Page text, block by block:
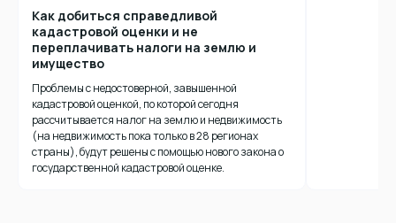
Как добиться справедливой
кадастровой оценки и не
переплачивать налоги на землю и
имущество
Проблемы с недостоверной, завышенной
кадастровой оценкой, по которой сегодня
рассчитывается налог на землю и недвижимость
(на недвижимость пока только в 28 регионах
страны), будут решены с помощью нового закона о
государственной кадастровой оценке.